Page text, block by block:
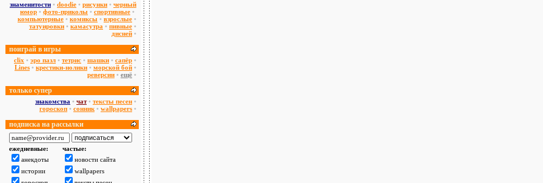
знаменитости • doodie • рисунки • черный
юмор • фото-приколы • спортивные •
компьютерные • комиксы • взрослые •
татуировки • камасутра • пивные •
дисней •
поиграй в игры
сlix • эро пазл • тетрис • шашки • сапёр •
Lines • крестики-нолики • морской бой •
реверсии • ещё •
только супер
знакомства • чат• тексты песен •
гороскоп • сонник • wallpapers •
подписка на рассылки
ежедневные:
анекдоты
истории
частые:
новости сайта
wallpapers